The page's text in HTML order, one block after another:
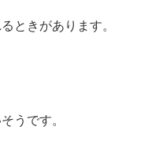
ときがあります。
うです。